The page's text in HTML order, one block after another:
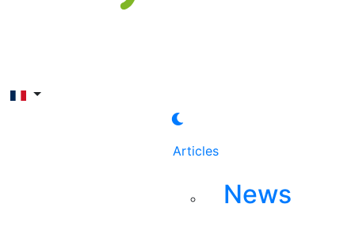
Articles
News